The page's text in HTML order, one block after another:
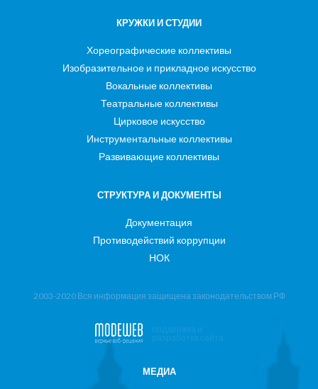
КРУЖКИ И СТУДИИ
Хореографические коллективы
Изобразительное и прикладное искусство
Вокальные коллективы
Театральные коллективы
Цирковое искусство
Инструментальные коллективы
Развивающие коллективы
СТРУКТУРА И ДОКУМЕНТЫ
Документация
Противодействий коррупции
НОК
2003-2020 Вся информация защищена законодательством РФ
поддержка и
разработка сайта
МЕДИА